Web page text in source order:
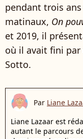
pendant trois
matinaux, On
et 2019, il
où il avait fini par
Sotto.
Par Liane
Liane Lazaar est
autant le parcours